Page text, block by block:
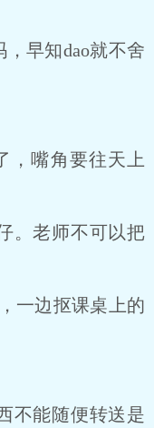
早知dao就不舍
嘴角要往天上
老师不可以把
边抠课桌上的
能随便转送是